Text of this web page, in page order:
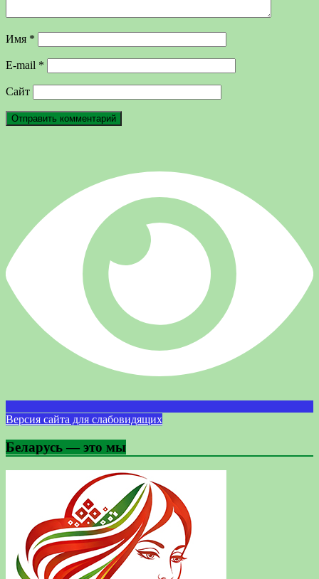
Имя *
E-mail *
Сайт
Версия сайта для слабовидящих
Беларусь — это мы